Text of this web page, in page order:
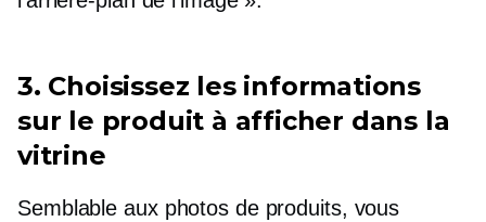
3. Choisissez les informations
sur le produit à afficher dans la
vitrine
Semblable aux photos de produits, vous